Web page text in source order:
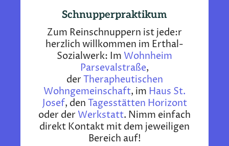
Schnupperpraktikum
Zum Reinschnuppern ist jede:r
herzlich willkommen im Erthal-
Sozialwerk: Im Wohnheim
Parsevalstraße,
derTherapheutischen
Wohngemeinschaft, im Haus St.
Josef, den Tagesstätten Horizont
oder der Werkstatt. Nimm einfach
direkt Kontakt mit dem jeweiligen
Bereich auf!